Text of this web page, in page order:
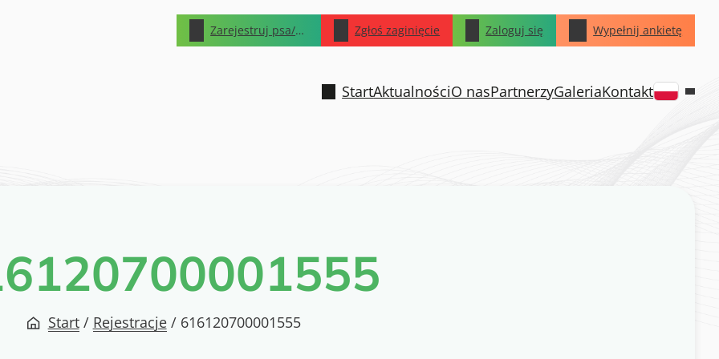
Zarejestruj psa/kota Zgłoś zaginięcie Zaloguj się Wypełnij ankietę
StartAktualnościO nasPartnerzyGaleriaKontakt
Start / Rejestracje / 616120700001555